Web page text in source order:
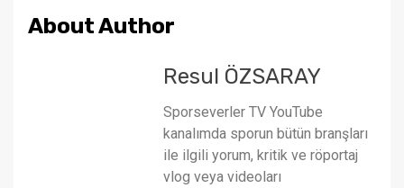
About Author
Resul ÖZSARAY
Sporseverler TV YouTube
kanalımda sporun bütün branşları
ile ilgili yorum, kritik ve röportaj
vlog veya videoları